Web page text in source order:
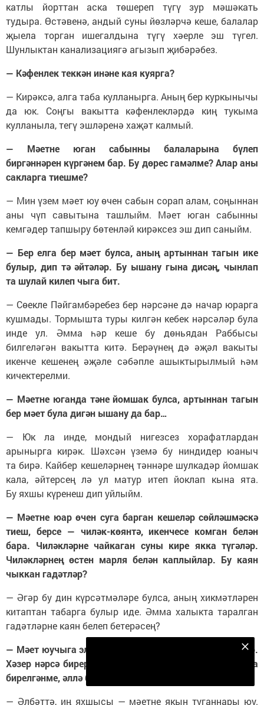
катлы йорттан аска төшереп түгү зур мәшәкать
тудыра. Өстәвенә, андый суны йөзләрчә кеше, балалар
җыела торган ишегалдына түгү хәерле эш түгел.
Шунлыктан канализациягә агызып җибәрәбез.
— Кәфенлек теккән инәне кая куярга?
— Кирәксә, алга таба кулланырга. Аның бер куркынычы
да юк. Соңгы вакытта кәфенлекләрдә киң тукыма
кулланыла, тегү эшләренә хаҗәт калмый.
— Мәетне юган сабынны балаларына бүлеп
биргәннәрен күргәнем бар. Бу дөрес гамәлме? Алар аны
сакларга тиешме?
— Мин үзем мәет юу өчен сабын сорап алам, соңыннан
аны чүп савытына ташлыйм. Мәет юган сабынны
кемгәдер тапшыру бөтенләй кирәксез эш дип саныйм.
— Бер елга бер мәет булса, аның артыннан тагын ике
булыр, дип тә әйтәләр. Бу ышану гына дисәң, чынлап
та шулай килеп чыга бит.
— Сөекле Пәйгамбәребез бер нәрсәне дә начар юрарга
кушмады. Тормышта туры килгән кебек нәрсәләр була
инде ул. Әмма һәр кеше бу дөньядан Раббысы
билгеләгән вакытта китә. Берәүнең дә әҗәл вакыты
икенче кешенең әҗәле сәбәпле ашыктырылмый һәм
кичектерелми.
— Мәетне юганда тәне йомшак булса, артыннан тагын
бер мәет була дигән ышану да бар…
— Юк ла инде, мондый нигезсез хорафатлардан
арынырга кирәк. Шәхсән үземә бу ниндидер юаныч
та бирә. Кайбер кешеләрнең тәннәре шулкадәр йомшак
кала, әйтерсең лә ул матур итеп йоклап кына ята.
Бу яхшы күренеш дип уйлыйм.
— Мәетне юар өчен суга барган кешеләр сөйләшмәскә
тиеш, берсе — чиләк-көянтә, икенчесе комган белән
бара. Чиләкләрне чайкаган суны кире якка түгәләр.
Чиләкләрнең өстен марля белән каплыйлар. Бу каян
чыккан гадәтләр?
— Әгәр бу дин күрсәтмәләре булса, аның хикмәтләрен
китаптан табарга булыр иде. Әмма халыкта таралган
гадәтләрне каян белеп бетерәсең?
— Мәет юучыга элек сәдакага тавык һәм он биргәннәр.
Хәзер нәрсә бирергә? Тавык белән он акча булмаганга
бирелгәнме, әллә башка сәбәбе бармы?
— Әлбәттә, иң яхшысы — мәетне якын туганнары юу.